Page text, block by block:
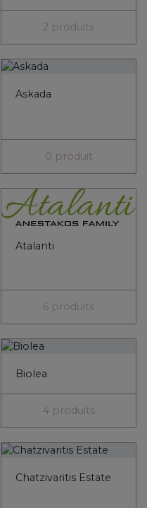
2 produits
Askada
0 produit
Atalanti
6 produits
Biolea
4 produits
Chatzivaritis Estate